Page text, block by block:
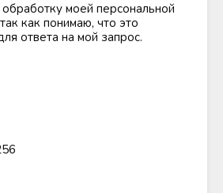
обработку моей персональной
как понимаю, что это
ответа на мой запрос.